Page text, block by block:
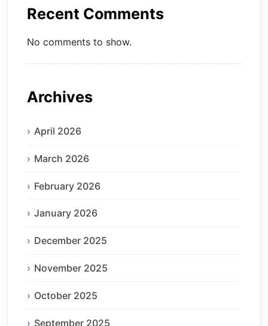
Recent Comments
No comments to show.
Archives
April 2026
March 2026
February 2026
January 2026
December 2025
November 2025
October 2025
September 2025